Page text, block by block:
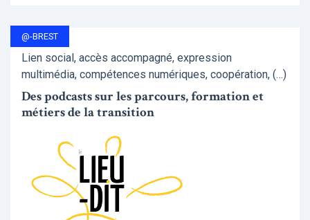
@-BREST
Lien social, accès accompagné, expression
multimédia, compétences numériques, coopération, (…)
Des podcasts sur les parcours, formation et
métiers de la transition